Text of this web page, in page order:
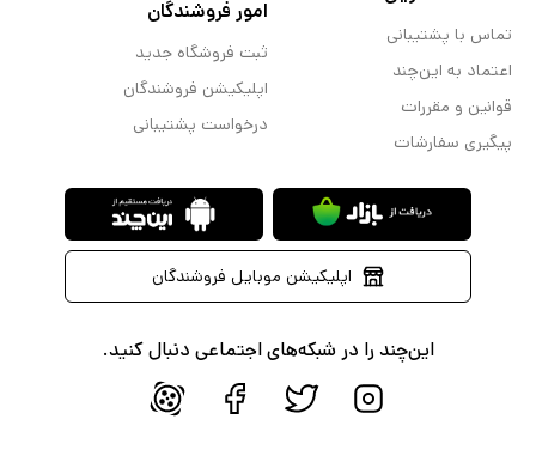
تماس با پشتیبانی
اعتماد به این‌چند
قوانین و مقررات
پیگیری سفارشات
امور فروشندگان
ثبت فروشگاه جدید
اپلیکیشن فروشندگان
درخواست پشتیبانی
اپلیکیشن موبایل فروشندگان
این‌چند را در شبکه‌های اجتماعی دنبال کنید.